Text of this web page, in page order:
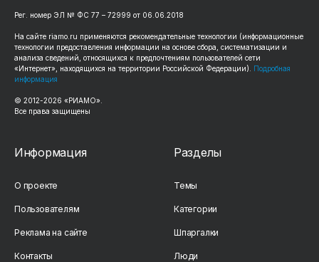
Рег. номер ЭЛ № ФС 77 – 72999 от 06.06.2018
На сайте riamo.ru применяются рекомендательные технологии (информационные
технологии предоставления информации на основе сбора, систематизации и
анализа сведений, относящихся к предпочтениям пользователей сети
«Интернет», находящихся на территории Российской Федерации). Подробная
информация
© 2012-2026 «РИАМО».
Все права защищены
Информация
О проекте
Пользователям
Реклама на сайте
Контакты
Разделы
Темы
Категории
Шпаргалки
Люди